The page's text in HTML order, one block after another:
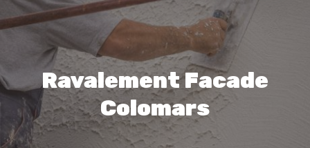
Ravalement Facade
Colomars